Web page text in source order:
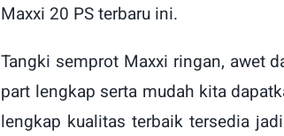
Maxxi 20 PS terbaru ini.
Tangki semprot Maxxi ringan, awet
part lengkap serta mudah kita
lengkap kualitas terbaik tersedia